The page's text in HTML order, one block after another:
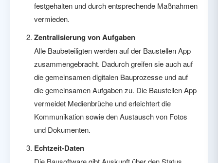
festgehalten und durch entsprechende Maßnahmen
vermieden.
Zentralisierung von Aufgaben
Alle Baubeteiligten werden auf der Baustellen App
zusammengebracht. Dadurch greifen sie auch auf
die gemeinsamen digitalen Bauprozesse und auf
die gemeinsamen Aufgaben zu. Die Baustellen App
vermeidet Medienbrüche und erleichtert die
Kommunikation sowie den Austausch von Fotos
und Dokumenten.
Echtzeit-Daten